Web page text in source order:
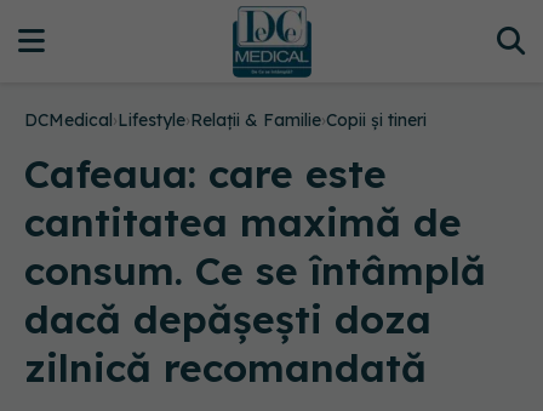
DCMedical›Lifestyle›Relații & Familie›Copii și tineri
Cafeaua: care este
cantitatea maximă de
consum. Ce se întâmplă
dacă depășești doza
zilnică recomandată